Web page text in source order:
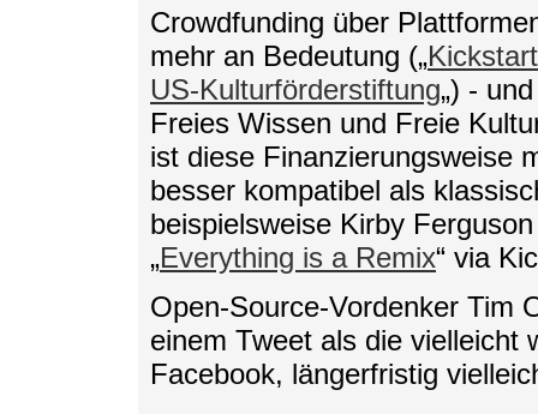
Crowdfunding über
mehr an Bedeutung („
US-Kulturförderstiftung„) -
Freies Wissen und Freie
ist diese Finanzierungsweise
besser kompatibel als
beispielsweise Kirby
„Everything is a Remix“ via
Open-Source-Vordenker Tim
einem Tweet als die vielleicht
Facebook, längerfristig